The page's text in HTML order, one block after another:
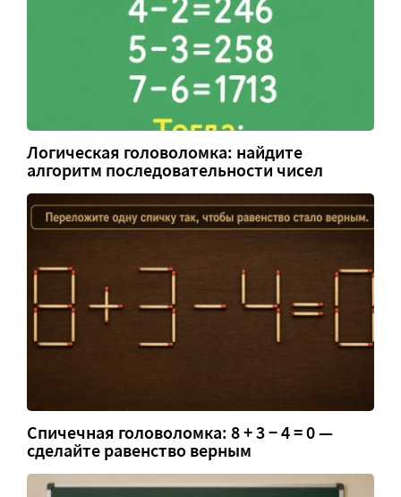
Логическая головоломка: найдите
алгоритм последовательности чисел
Спичечная головоломка: 8 + 3 − 4 = 0 —
сделайте равенство верным